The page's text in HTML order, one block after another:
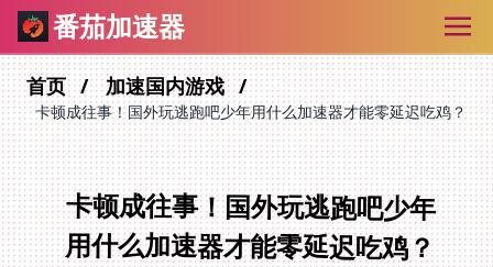
番茄加速器
首页 加速国内游戏
卡顿成往事！国外玩逃跑吧少年用什么加速器才能零延迟吃鸡？
卡顿成往事！国外玩逃跑吧少年
用什么加速器才能零延迟吃鸡？